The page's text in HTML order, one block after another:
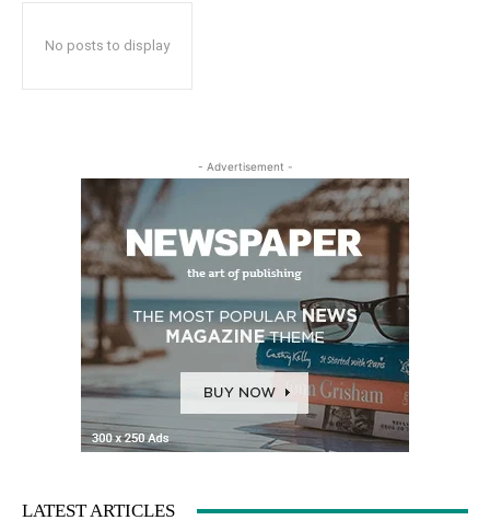
No posts to display
- Advertisement -
LATEST ARTICLES